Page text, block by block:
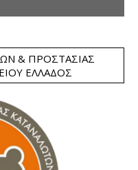
& ΠΡΟΣΤΑΣΊΑΣ
ΕΛΛΆΔΟΣ